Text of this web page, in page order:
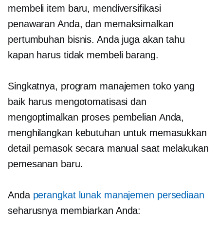
membeli item baru, mendiversifikasi
penawaran Anda, dan memaksimalkan
pertumbuhan bisnis. Anda juga akan tahu
kapan harus tidak membeli barang.
Singkatnya, program manajemen toko yang
baik harus mengotomatisasi dan
mengoptimalkan proses pembelian Anda,
menghilangkan kebutuhan untuk memasukkan
detail pemasok secara manual saat melakukan
pemesanan baru.
Anda perangkat lunak manajemen persediaan
seharusnya membiarkan Anda: